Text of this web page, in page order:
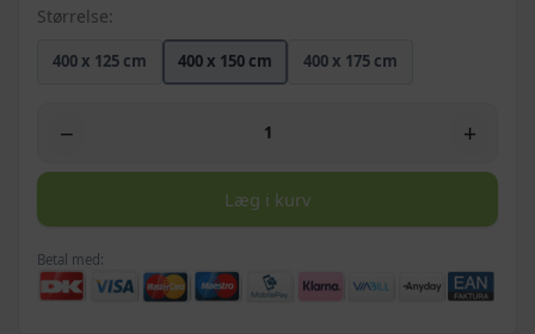
Størrelse:
400 x 125 cm 400 x 150 cm 400 x 175 cm
− +
Læg i kurv
Betal med: